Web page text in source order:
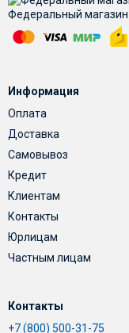
Федеральный магазин
Информация
Оплата
Доставка
Самовывоз
Кредит
Клиентам
Контакты
Юрлицам
Частным лицам
Контакты
+7 (800) 500-31-75